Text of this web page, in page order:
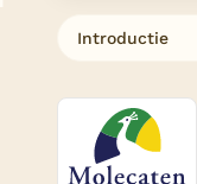
Introductie